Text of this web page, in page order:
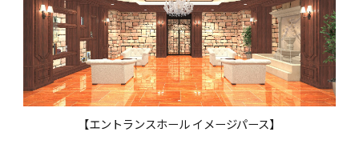
【エントランスホール イメージパース】